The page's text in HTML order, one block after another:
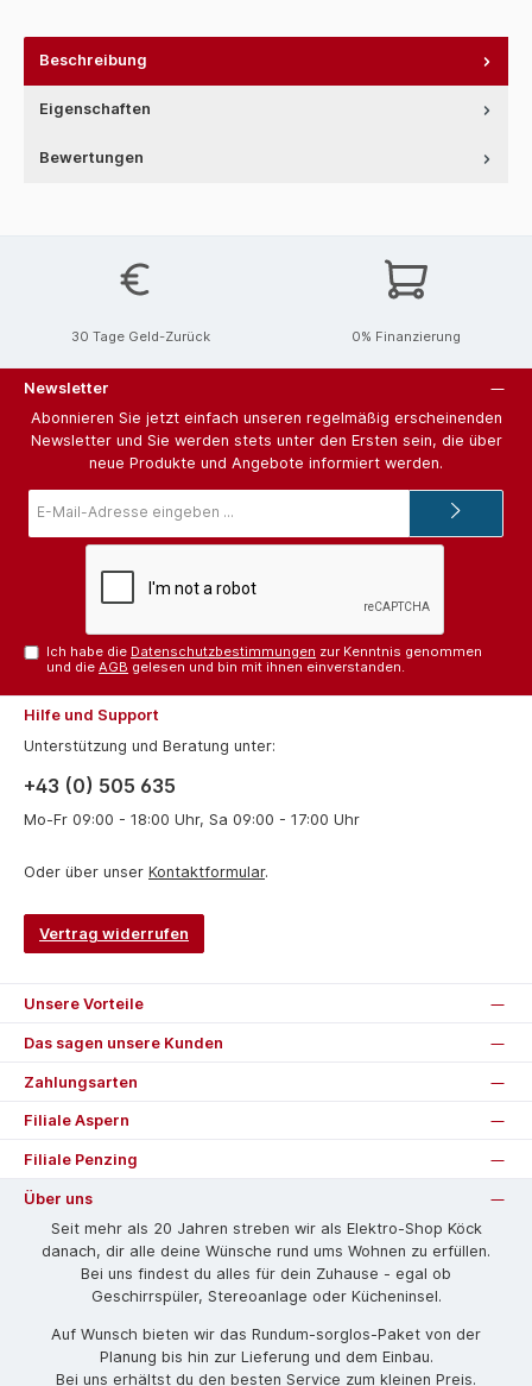
Beschreibung
Eigenschaften
Bewertungen
30 Tage Geld-Zurück 0% Finanzierung
Newsletter
Abonnieren Sie jetzt einfach unseren regelmäßig erscheinenden
Newsletter und Sie werden stets unter den Ersten sein, die über
neue Produkte und Angebote informiert werden.
Mail-
Ich habe die Datenschutzbestimmungen zur Kenntnis genommen
und dieAGB gelesen und bin mit ihnen einverstanden.
Hilfe und Support
Unterstützung und Beratung unter:
+43 (0) 505 635
Mo-Fr 09:00 - 18:00 Uhr, Sa 09:00 - 17:00 Uhr
Oder über unser Kontaktformular.
Vertrag widerrufen
Unsere Vorteile
Das sagen unsere Kunden
Zahlungsarten
Filiale Aspern
Filiale Penzing
Über uns
Seit mehr als 20 Jahren streben wir als Elektro-Shop Köck
danach, dir alle deine Wünsche rund ums Wohnen zu erfüllen.
Bei uns findest du alles für dein Zuhause - egal ob
Geschirrspüler, Stereoanlage oder Kücheninsel.
Auf Wunsch bieten wir das Rund­um-sorg­los-Pa­ket von der
Planung bis hin zur Lieferung und dem Einbau.
Bei uns erhältst du den besten Service zum kleinen Preis.